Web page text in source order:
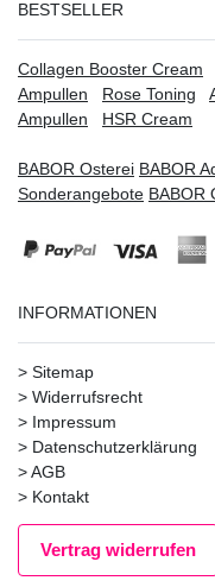
BESTSELLER
Collagen Booster Cream
Ampullen
Rose Toning
Ampullen
HSR Cream
BABOR Osterei BABOR
Sonderangebote BABOR
INFORMATIONEN
> Sitemap
> Widerrufsrecht
> Impressum
> Datenschutzerklärung
>AGB
> Kontakt
Vertrag widerrufen